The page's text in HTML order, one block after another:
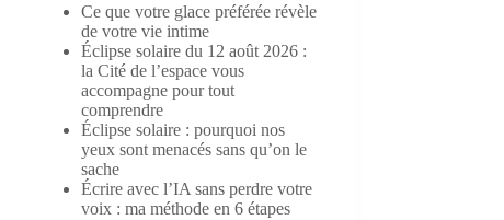
Ce que votre glace préférée révèle
de votre vie intime
Éclipse solaire du 12 août 2026 :
la Cité de l’espace vous
accompagne pour tout
comprendre
Éclipse solaire : pourquoi nos
yeux sont menacés sans qu’on le
sache
Écrire avec l’IA sans perdre votre
voix : ma méthode en 6 étapes